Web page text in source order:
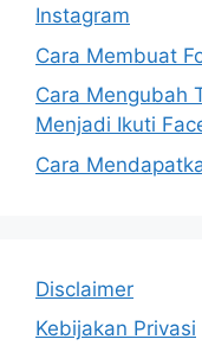
Instagram
Cara Membuat
Cara Mengubah
Menjadi Ikuti
Cara
Disclaimer
Kebijakan Privasi